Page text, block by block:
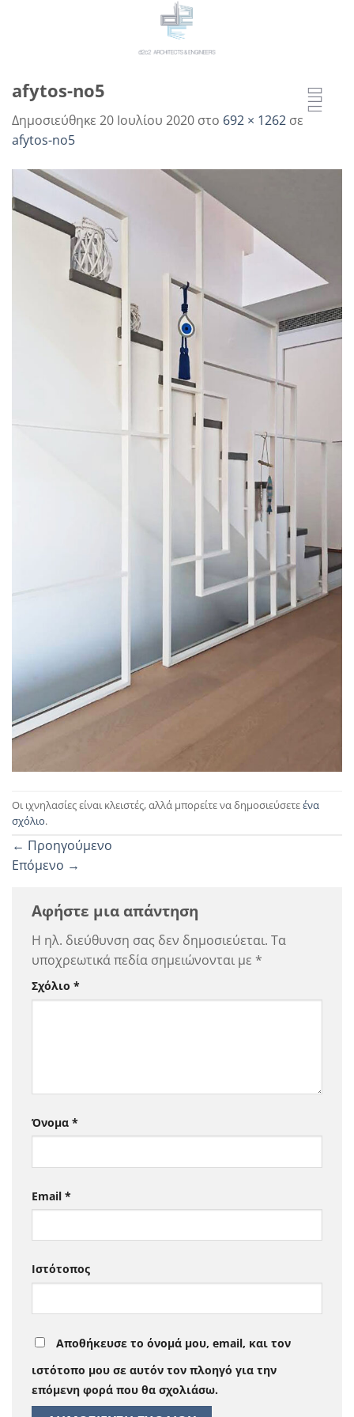
afytos-no5
Δημοσιεύθηκε 20 Ιουλίου 2020 στο 692 × 1262 σε
afytos-no5
Οι ιχνηλασίες είναι κλειστές, αλλά μπορείτε να δημοσιεύσετεένα
σχόλιο.
← Προηγούμενο
Επόμενο →
Αφήστε μια απάντηση
Η ηλ. διεύθυνση σας δεν δημοσιεύεται. Τα
υποχρεωτικά πεδία σημειώνονται με *
Σχόλιο *
Όνομα *
Email *
Ιστότοπος
Αποθήκευσε το όνομά μου, email, και τον
ιστότοπο μου σε αυτόν τον πλοηγό για την
επόμενη φορά που θα σχολιάσω.